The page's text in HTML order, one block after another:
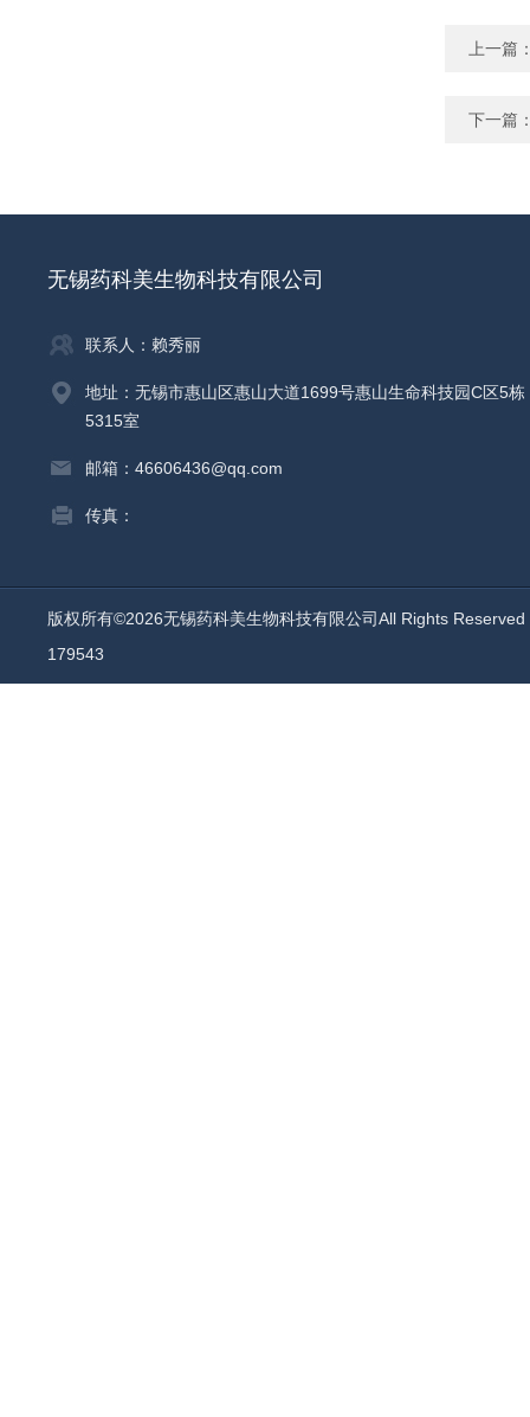
上一篇
下一篇
无锡药科美生物科技有限公司
联系人：赖秀丽
地址：无锡市惠山区惠山大道1699号惠山生命科技园C区5栋
5315室
邮箱：46606436@qq.com
传真：
版权所有©2026无锡药科美生物科技有限公司All Rights
179543